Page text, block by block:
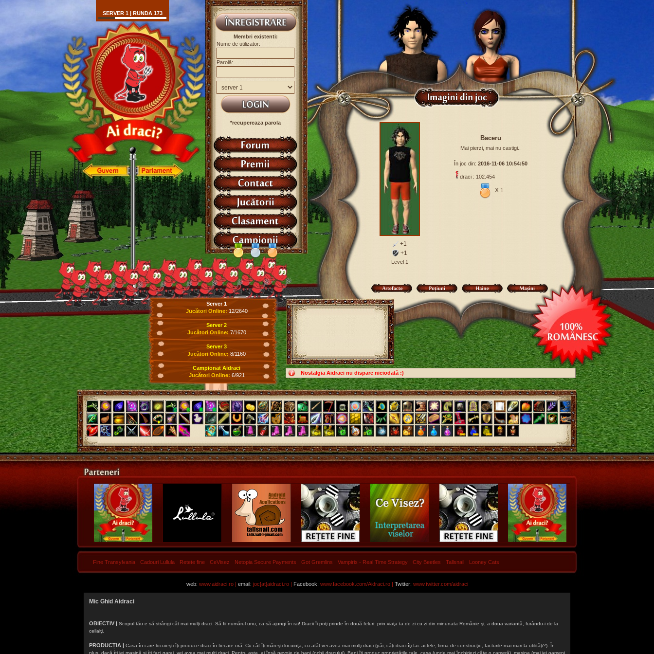
Nostalgia Aidraci nu dispare niciodată :)
SERVER 1 | RUNDA 173
Membri existenti:
Nume de utilizator:
Parolă:
*recupereaza parola
+1
+1
Level 1
Baceru
Mai pierzi, mai nu castigi..
În joc din: 2016-11-06 10:54:50
draci : 102.454
X 1
Server 1
Jucători Online: 12/2640
Server 2
Jucători Online: 7/1670
Server 3
Jucători Online: 8/1160
Campionat Aidraci
Jucători Online: 6/921
Fine Transylvania Cadouri Lullula Retete fine CeVisez Netopia Secure Payments Got Gremlins Vampirix - Real Time Strategy City Beetles Tallsnail Looney Cats
web: www.aidraci.ro | email: joc[at]aidraci.ro | Facebook: www.facebook.com/Aidraci.ro| Twitter: www.twitter.com/aidraci
Mic Ghid Aidraci
OBIECTIV | Scopul tău e să strângi cât mai mulţi draci. Să fii numărul unu, ca să ajungi în rai! Dracii îi poţi prinde în două feluri: prin viaţa ta de zi cu zi din minunata Românie şi, a doua variantă, furându-i de la
ceilalţi.
PRODUCȚIA | Casa în care locuieşti îţi produce draci în fiecare oră. Cu cât îţi măreşti locuinţa, cu atât vei avea mai mulţi draci (păi, câţi draci îţi fac actele, firma de construcţie, facturile mai mari la utilităţi?). În
plus, dacă îţi iei maşină şi îţi faci garaj, vei avea mai mulţi draci. Pentru asta, ai însă nevoie de bani (ochii dracului). Bani îţi produc proprietăţile tale, casa (unde mai închiriezi câte o cameră), maşina (mai iei oameni